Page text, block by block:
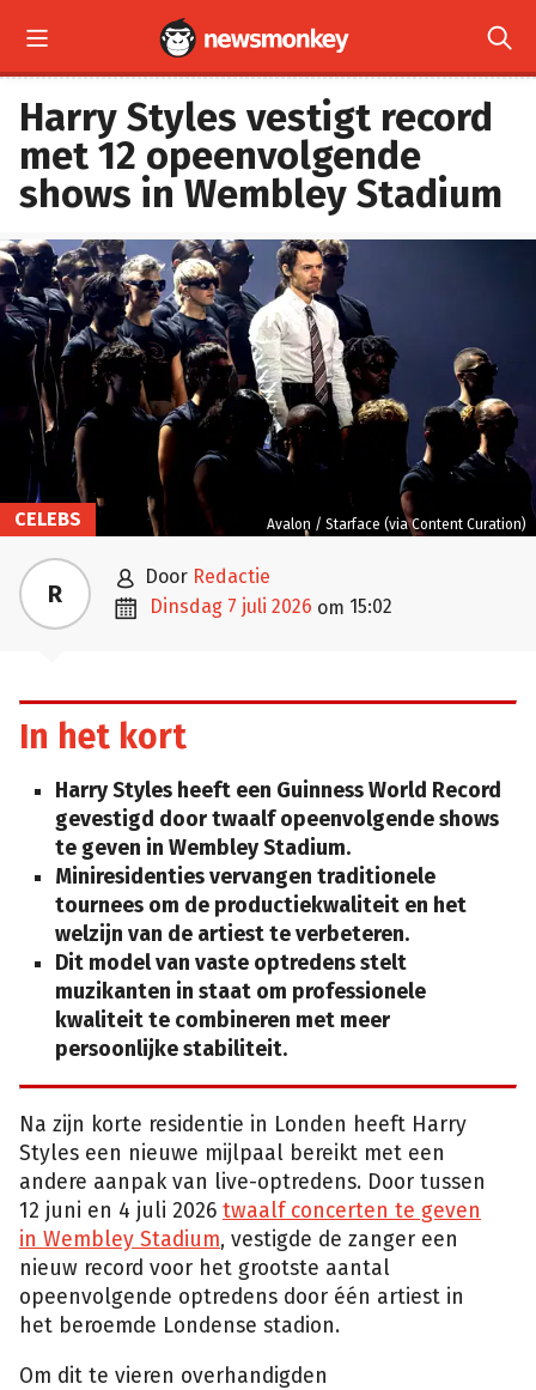
 
Harry Styles vestigt record
met 12 opeenvolgende
shows in Wembley Stadium
Avalon / Starface (via Content Curation)
CELEBS
R  door Redactie
 dinsdag 7 juli 2026 om 15:02
In het kort
Harry Styles heeft een Guinness World Record
gevestigd door twaalf opeenvolgende shows
te geven in Wembley Stadium.
Miniresidenties vervangen traditionele
tournees om de productiekwaliteit en het
welzijn van de artiest te verbeteren.
Dit model van vaste optredens stelt
muzikanten in staat om professionele
kwaliteit te combineren met meer
persoonlijke stabiliteit.
Na zijn korte residentie in Londen heeft Harry
Styles een nieuwe mijlpaal bereikt met een
andere aanpak van live-optredens. Door tussen
12 juni en 4 juli 2026 twaalf concerten te geven
in Wembley Stadium, vestigde de zanger een
nieuw record voor het grootste aantal
opeenvolgende optredens door één artiest in
het beroemde Londense stadion.
Om dit te vieren overhandigden